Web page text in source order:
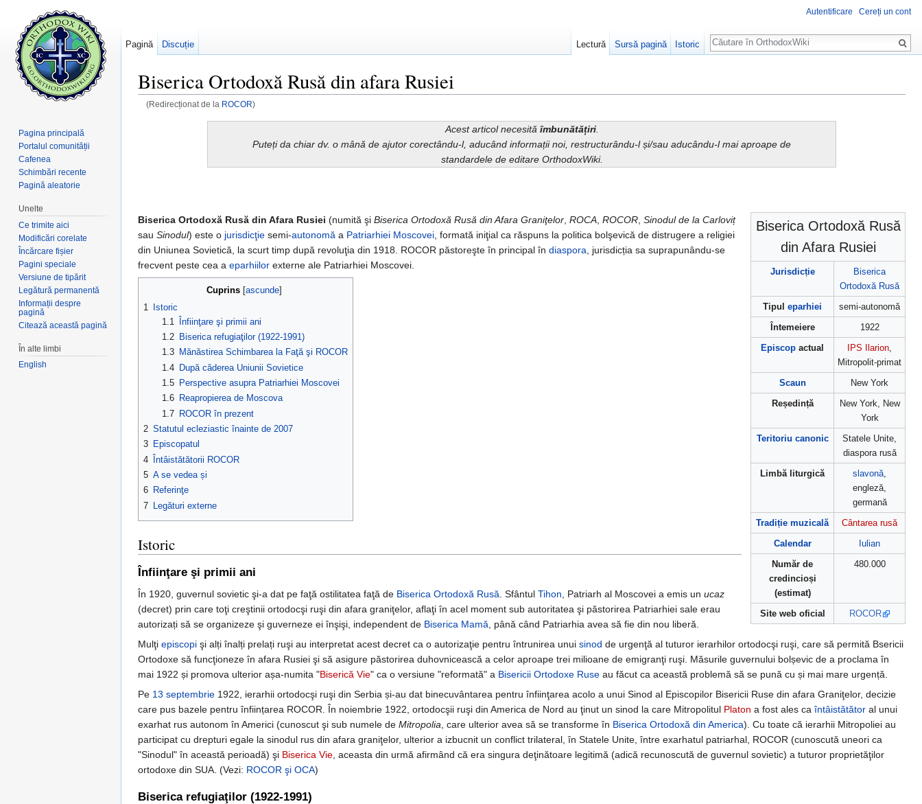
Biserica Ortodoxă Rusă din afara Rusiei
(Redirecționat de la ROCOR)
Acest articol necesită îmbunătățiri.
Puteți da chiar dv. o mână de ajutor corectându-l, aducând informații noi, restructurându-l și/sau aducându-l mai aproape de
standardele de editare OrthodoxWiki.
Biserica Ortodoxă Rusă
din Afara Rusiei
Jurisdicție
Biserica
Ortodoxă Rusă
Tipul eparhiei
semi-autonomă
Întemeiere
1922
Episcop actual IPS Ilarion
Mitropolit-primat
Scaun
New York
Reședință
New York, New
York
Teritoriu canonic
Statele Unite,
diaspora rusă
Limbă liturgică
slavonă
engleză,
germană
Tradiție muzicală
Cântarea rusă
Calendar
Iulian
Număr de
credincioși
(estimat)
480.000
Site web oficial ROCOR
Biserica Ortodoxă Rusă din Afara Rusiei (numită şi Biserica Ortodoxă Rusă din Afara Graniţelor ROCA ROCOR Sinodul de la Carloviț
sau Sinodul) este o jurisdicţie semi-autonomă a Patriarhiei Moscovei , formată iniţial ca răspuns la politica bolşevică de distrugere a religiei
din Uniunea Sovietică, la scurt timp după revoluţia din 1918. ROCOR păstoreşte în principal în diaspora , jurisdicția sa suprapunându-se
frecvent peste cea a eparhiilor externe ale Patriarhiei Moscovei.
Cuprins [ascunde]
1
Istoric
1.1
Înfiinţare şi primii ani
1.2
Biserica refugiaţilor (1922-1991)
1.3
Mănăstirea Schimbarea la Faţă şi ROCOR
1.4 După căderea Uniunii Sovietice
1.5
Perspective asupra Patriarhiei Moscovei
1.6
Reapropierea de Moscova
1.7 ROCOR în prezent
2 Statutul ecleziastic înainte de 2007
3 Episcopatul
4 Întâistătătorii ROCOR
5 A se vedea și
6 Referinţe
7 Legături externe
Istoric
Înfiinţare şi primii ani
În 1920, guvernul sovietic şi-a dat pe faţă ostilitatea faţă de Biserica Ortodoxă Rusă. Sfântul Tihon, Patriarh al Moscovei a emis un ucaz
(decret) prin care toţi creştinii ortodocşi ruşi din afara graniţelor, aflaţi în acel moment sub autoritatea şi păstorirea Patriarhiei sale erau
autorizați să se organizeze şi guverneze ei înşişi, independent de Biserica Mamă, până când Patriarhia avea să fie din nou liberă.
Mulţi episcopi şi alți înalți prelați ruşi au interpretat acest decret ca o autorizaţie pentru întrunirea unui sinod de urgenţă al tuturor ierarhilor ortodocşi ruşi, care să permită Bsericii
Ortodoxe să funcţioneze în afara Rusiei şi să asigure păstorirea duhovnicească a celor aproape trei milioane de emigranţi ruşi. Măsurile guvernului bolșevic de a proclama în
mai 1922 și promova ulterior așa-numita "Biserică Vie" ca o versiune "reformată" a Bisericii Ortodoxe Ruse au făcut ca această problemă să se pună cu și mai mare urgență.
Pe 13 septembrie 1922, ierarhii ortodocşi ruşi din Serbia și-au dat binecuvântarea pentru înfiinţarea acolo a unui Sinod al Episcopilor Bisericii Ruse din afara Graniţelor, decizie
care pus bazele pentru înființarea ROCOR. În noiembrie 1922, ortodocşii ruşi din America de Nord au ţinut un sinod la care Mitropolitul Platon a fost ales caîntâistătător al unui
exarhat rus autonom în Americi (cunoscut şi sub numele de Mitropolia, care ulterior avea să se transforme în Biserica Ortodoxă din America). Cu toate că ierarhii Mitropoliei au
participat cu drepturi egale la sinodul rus din afara graniţelor, ulterior a izbucnit un conflict trilateral, în Statele Unite, între exarhatul patriarhal, ROCOR (cunoscută uneori ca
"Sinodul" în această perioadă) şi Biserica Vie, aceasta din urmă afirmând că era singura deţinătoare legitimă (adică recunoscută de guvernul sovietic) a tuturor proprietăţilor
ortodoxe din SUA. (Vezi: ROCOR şi OCA)
Biserica refugiaţilor (1922-1991)
Autentificare Cereți un cont
Pagină Discuție Lectură Sursă pagină Istoric
Căutare
Pagina principală
Portalul comunității
Cafenea
Schimbări recente
Pagină aleatorie
Unelte
Ce trimite aici
Modificări corelate
Încărcare fișier
Pagini speciale
Versiune de tipărit
Legătură permanentă
Informații despre
pagină
Citează această pagină
În alte limbi
English